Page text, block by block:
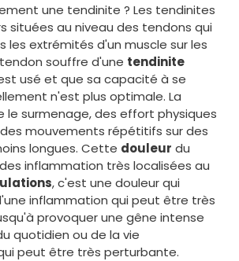
une tendinite ? Les tendinites
situées au niveau des tendons qui
extrémités d'un muscle sur les
souffre d'une tendinite
usé et que sa capacité à se
n'est plus optimale. La
surmenage, des effort physiques
mouvements répétitifs sur des
longues. Cette douleur du
inflammation très localisées au
, c'est une douleur qui
inflammation qui peut être très
provoquer une gêne intense
quotidien ou de la vie
peut être très perturbante.